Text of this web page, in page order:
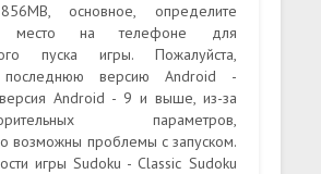
основное, определите
место на телефоне для
пуска игры. Пожалуйста,
последнюю версию Android -
Android - 9 и выше, из-за
параметров,
возможны проблемы с запуском.
игры Sudoku - Classic Sudoku